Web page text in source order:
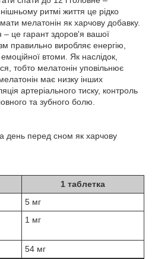
ритмі життя це рідко
мелатонін як харчову добавку.
це гарант здоров'я вашої
правильно виробляє енергію,
втоми. Як наслідок,
тобто мелатонін уповільнює
має низку інших
артеріального тиску, контроль
та зубного болю.
день перед сном як харчову
1 таблетка
5 мг
1 мг
54 мг